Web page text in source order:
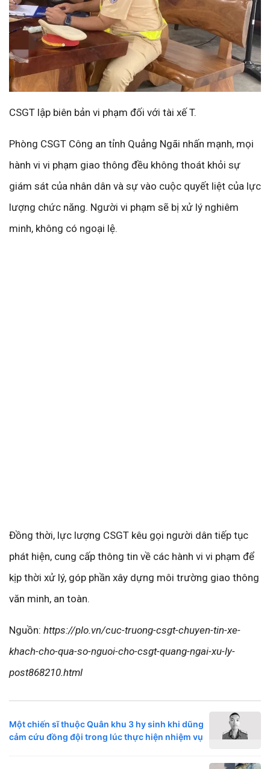
CSGT lập biên bản vi phạm đối với tài xế T.
Phòng CSGT Công an tỉnh Quảng Ngãi nhấn mạnh, mọi
hành vi vi phạm giao thông đều không thoát khỏi sự
giám sát của nhân dân và sự vào cuộc quyết liệt của lực
lượng chức năng. Người vi phạm sẽ bị xử lý nghiêm
minh, không có ngoại lệ.
Đồng thời, lực lượng CSGT kêu gọi người dân tiếp tục
phát hiện, cung cấp thông tin về các hành vi vi phạm để
kịp thời xử lý, góp phần xây dựng môi trường giao thông
văn minh, an toàn.
Nguồn: https://plo.vn/cuc-truong-csgt-chuyen-tin-xe-
khach-cho-qua-so-nguoi-cho-csgt-quang-ngai-xu-ly-
post868210.html
Một chiến sĩ thuộc Quân khu 3 hy sinh khi dũng
cảm cứu đồng đội trong lúc thực hiện nhiệm vụ